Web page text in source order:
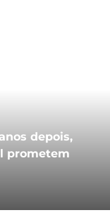
depois,
prometem